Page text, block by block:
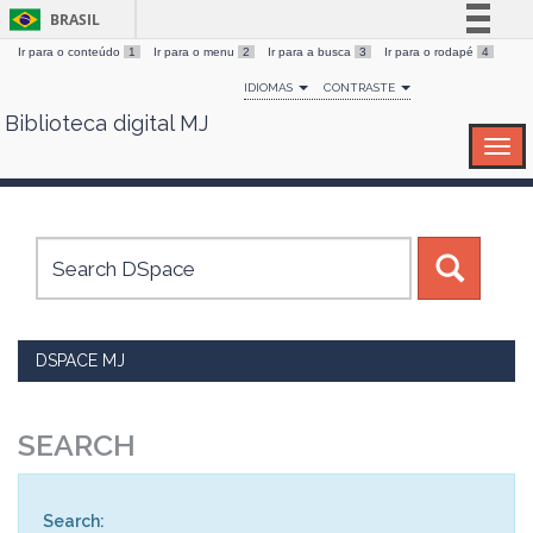
Skip
BRASIL
Simplifique!
Comunica BR
Canais
Ir para o conteúdo 1 Ir para o menu 2 Ir para a busca 3 Ir para o rodapé 4
IDIOMAS CONTRASTE
Biblioteca digital MJ
DSPACE MJ
SEARCH
Search: